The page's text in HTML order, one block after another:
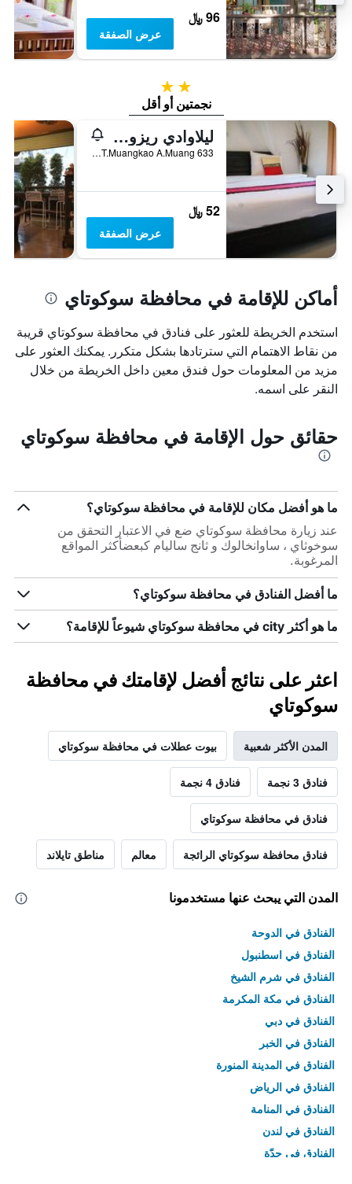
96 ﷼
عرض الصفقة
2 نجمتين
نجمتين أو أقل
ليلاوادي ريزورت
633 Moo 10 T.Muangkao A.Muang, بان دان لان هوي, تايلاند
52 ﷼
عرض الصفقة
أماكن للإقامة في محافظة سوكوتاي
استخدم الخريطة للعثور على فنادق في محافظة سوكوتاي قريبة
من نقاط الاهتمام التي سترتادها بشكل متكرر. يمكنك العثور على
مزيد من المعلومات حول فندق معين داخل الخريطة من خلال
النقر على اسمه.
حقائق حول الإقامة في محافظة سوكوتاي
ما هو أفضل مكان للإقامة في محافظة سوكوتاي؟
عند زيارة محافظة سوكوتاي ضع في الاعتبار التحقق من
سوخوثاي ، ساوانخالوك و ثانج ساليام كبعضأكثر المواقع
المرغوبة.
ما أفضل الفنادق في محافظة سوكوتاي؟
ما هو أكثر city في محافظة سوكوتاي شيوعاً للإقامة؟
اعثر على نتائج أفضل لإقامتك في محافظة
سوكوتاي
المدن الأكثر شعبية بيوت عطلات في محافظة سوكوتاي
فنادق 3 نجمة فنادق 4 نجمة
فنادق في محافظة سوكوتاي
فنادق محافظة سوكوتاي الرائجة معالم مناطق تايلاند
المدن التي يبحث عنها مستخدمونا
الفنادق في الدوحة
الفنادق في اسطنبول
الفنادق في شرم الشيخ
الفنادق في مكة المكرمة
الفنادق في دبي
الفنادق في الخبر
الفنادق في المدينة المنورة
الفنادق في الرياض
الفنادق في المنامة
الفنادق في لندن
الفنادق في جدّة